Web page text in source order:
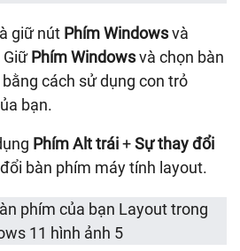
giữ nút Phím Windowsvà
GiữPhím Windowsvà chọn bàn
cách sử dụng con trỏ
bạn.
Phím Alt trái+Sự thay đổi
bàn phím máy tính layout.